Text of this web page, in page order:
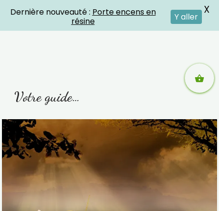
contenu
Votre guide…
Dernière nouveauté : Porte encens en
résine
Y aller
X
Crystal Energies